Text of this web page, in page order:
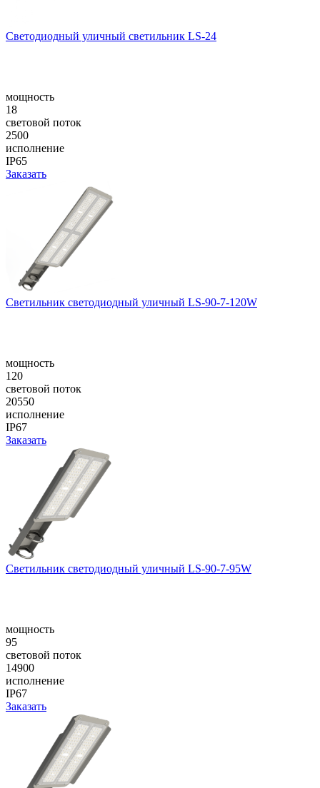
Светодиодный уличный светильник LS-24
мощность
18
световой поток
2500
исполнение
IP65
Заказать
Светильник светодиодный уличный LS-90-7-120W
мощность
120
световой поток
20550
исполнение
IP67
Заказать
Светильник светодиодный уличный LS-90-7-95W
мощность
95
световой поток
14900
исполнение
IP67
Заказать